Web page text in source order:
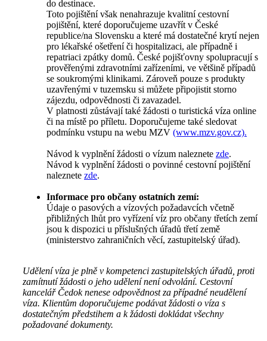
do destinace.
Toto pojištění však nenahrazuje kvalitní cestovní
pojištění, které doporučujeme uzavřít v České
republice/na Slovensku a které má dostatečné krytí nejen
pro lékařské ošetření či hospitalizaci, ale případně i
repatriaci zpátky domů. České pojišťovny spolupracují s
prověřenými zdravotními zařízeními, ve většině případů
se soukromými klinikami. Zároveň pouze s produkty
uzavřenými v tuzemsku si můžete připojistit storno
zájezdu, odpovědnosti či zavazadel.
V platnosti zůstávají také žádosti o turistická víza online
či na místě po příletu. Doporučujeme také sledovat
podmínku vstupu na webu MZV (www.mzv.gov.cz).
Návod k vyplnění žádosti o vízum naleznete zde.
Návod k vyplnění žádosti o povinné cestovní pojištění
naleznete zde.
Informace pro občany ostatních zemí:
Údaje o pasových a vízových požadavcích včetně
přibližných lhůt pro vyřízení víz pro občany třetích zemí
jsou k dispozici u příslušných úřadů třetí země
(ministerstvo zahraničních věcí, zastupitelský úřad).
Udělení víza je plně v kompetenci zastupitelských úřadů, proti
zamítnutí žádosti o jeho udělení není odvolání. Cestovní
kancelář Čedok nenese odpovědnost za případné neudělení
víza. Klientům doporučujeme podávat žádosti o víza s
dostatečným předstihem a k žádosti dokládat všechny
požadované dokumenty.